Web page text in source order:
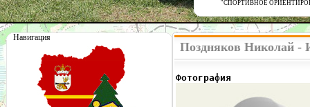
"СПОРТИВНОЕ
Навигация
Поздняков Николай -
Фотография